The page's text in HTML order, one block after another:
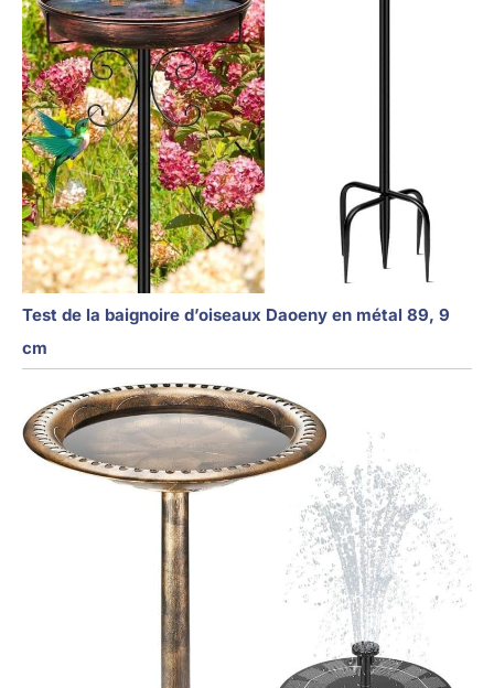
Test de la baignoire d’oiseaux Daoeny en métal 89, 9
cm